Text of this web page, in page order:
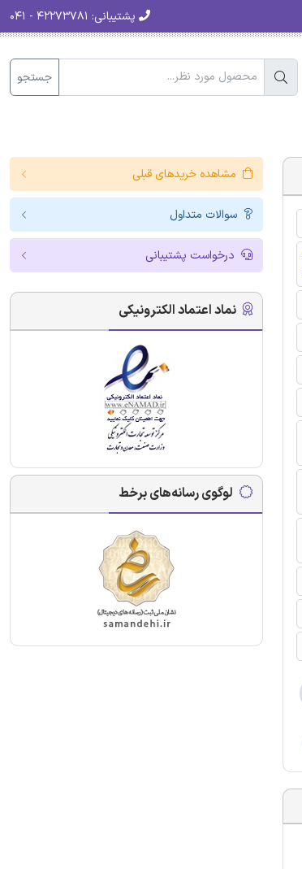
پشتیبانی:
جستجو
مشاهده خریدهای قبلی
سوالات متداول
درخواست پشتیبانی
نماد اعتماد الکترونیکی
لوگوی رسانه‌های برخط